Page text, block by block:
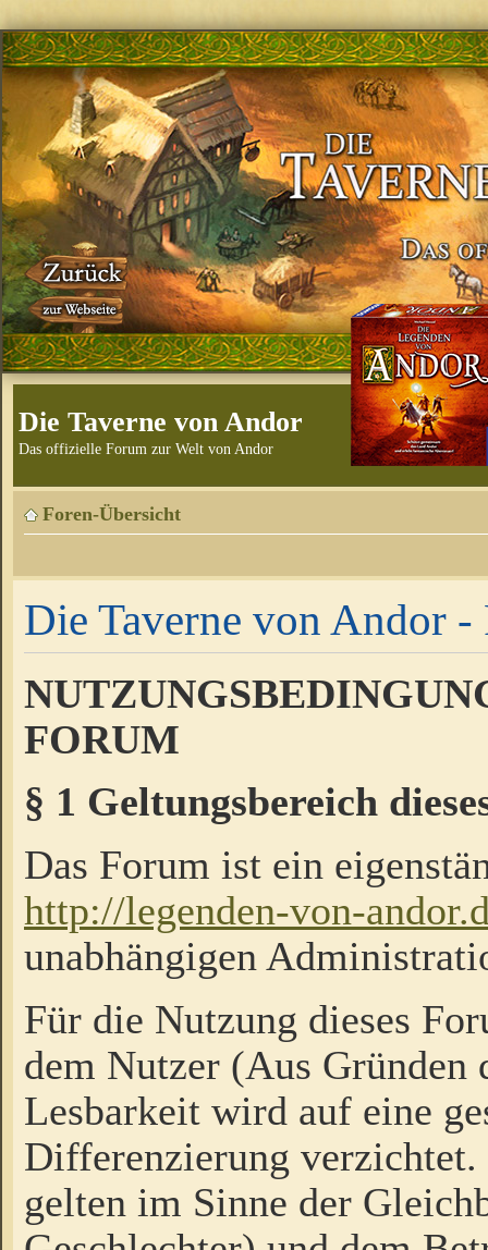
Die Taverne von Andor
Das offizielle Forum zur Welt von Andor
Foren-Übersicht
Die Taverne von Andor -
FORUM
§ 1 Geltungsbereich
Das Forum ist ein
http://legenden-von-
unabhängigen
Für die Nutzung dieses
dem Nutzer (Aus Gründen
Lesbarkeit wird auf eine
Differenzierung
gelten im Sinne der